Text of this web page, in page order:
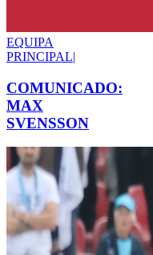
EQUIPA
PRINCIPAL|
COMUNICADO:
MAX
SVENSSON